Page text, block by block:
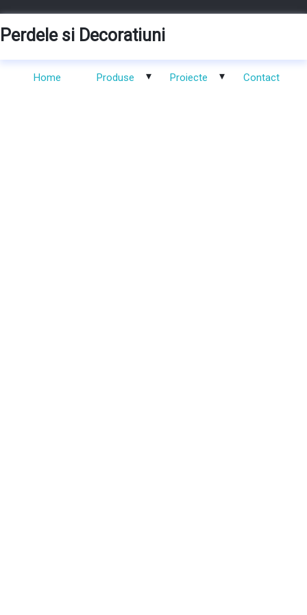
toPerdele si Decoratiuni
Home Produse Proiecte Contact